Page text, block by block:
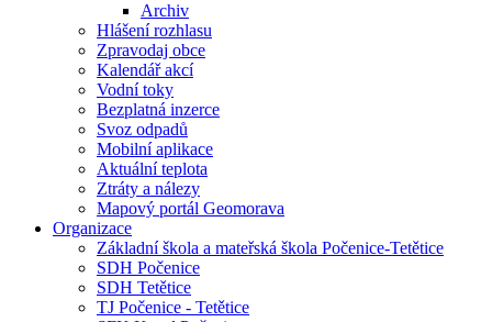
Archiv
Hlášení rozhlasu
Zpravodaj obce
Kalendář akcí
Vodní toky
Bezplatná inzerce
Svoz odpadů
Mobilní aplikace
Aktuální teplota
Ztráty a nálezy
Mapový portál Geomorava
Organizace
Základní škola a mateřská škola Počenice-Tetětice
SDH Počenice
SDH Tetětice
TJ Počenice - Tetětice